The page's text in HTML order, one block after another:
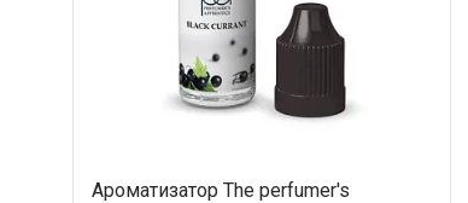
Ароматизатор The perfumer's